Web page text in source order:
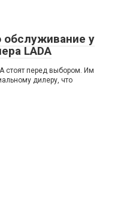
обслуживание у
LADA
стоят перед выбором. Им
дилеру, что